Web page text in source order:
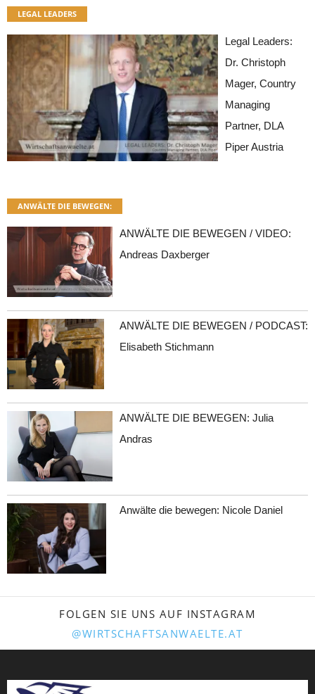
LEGAL LEADERS
Legal Leaders:
Dr. Christoph
Mager, Country
Managing
Partner, DLA
Piper Austria
ANWÄLTE DIE BEWEGEN:
ANWÄLTE DIE BEWEGEN / VIDEO:
Andreas Daxberger
ANWÄLTE DIE BEWEGEN / PODCAST:
Elisabeth Stichmann
ANWÄLTE DIE BEWEGEN: Julia
Andras
Anwälte die bewegen: Nicole Daniel
FOLGEN SIE UNS AUF INSTAGRAM
@WIRTSCHAFTSANWAELTE.AT